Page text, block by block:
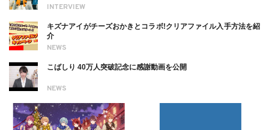
INTERVIEW
NEWS
キズナアイがチーズおかきとコラボ!クリアファイル入手方法を紹
介
NEWS
こばしり 40万人突破記念に感謝動画を公開